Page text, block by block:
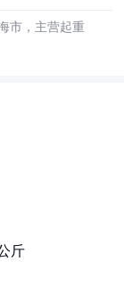
市，主营起重
斤